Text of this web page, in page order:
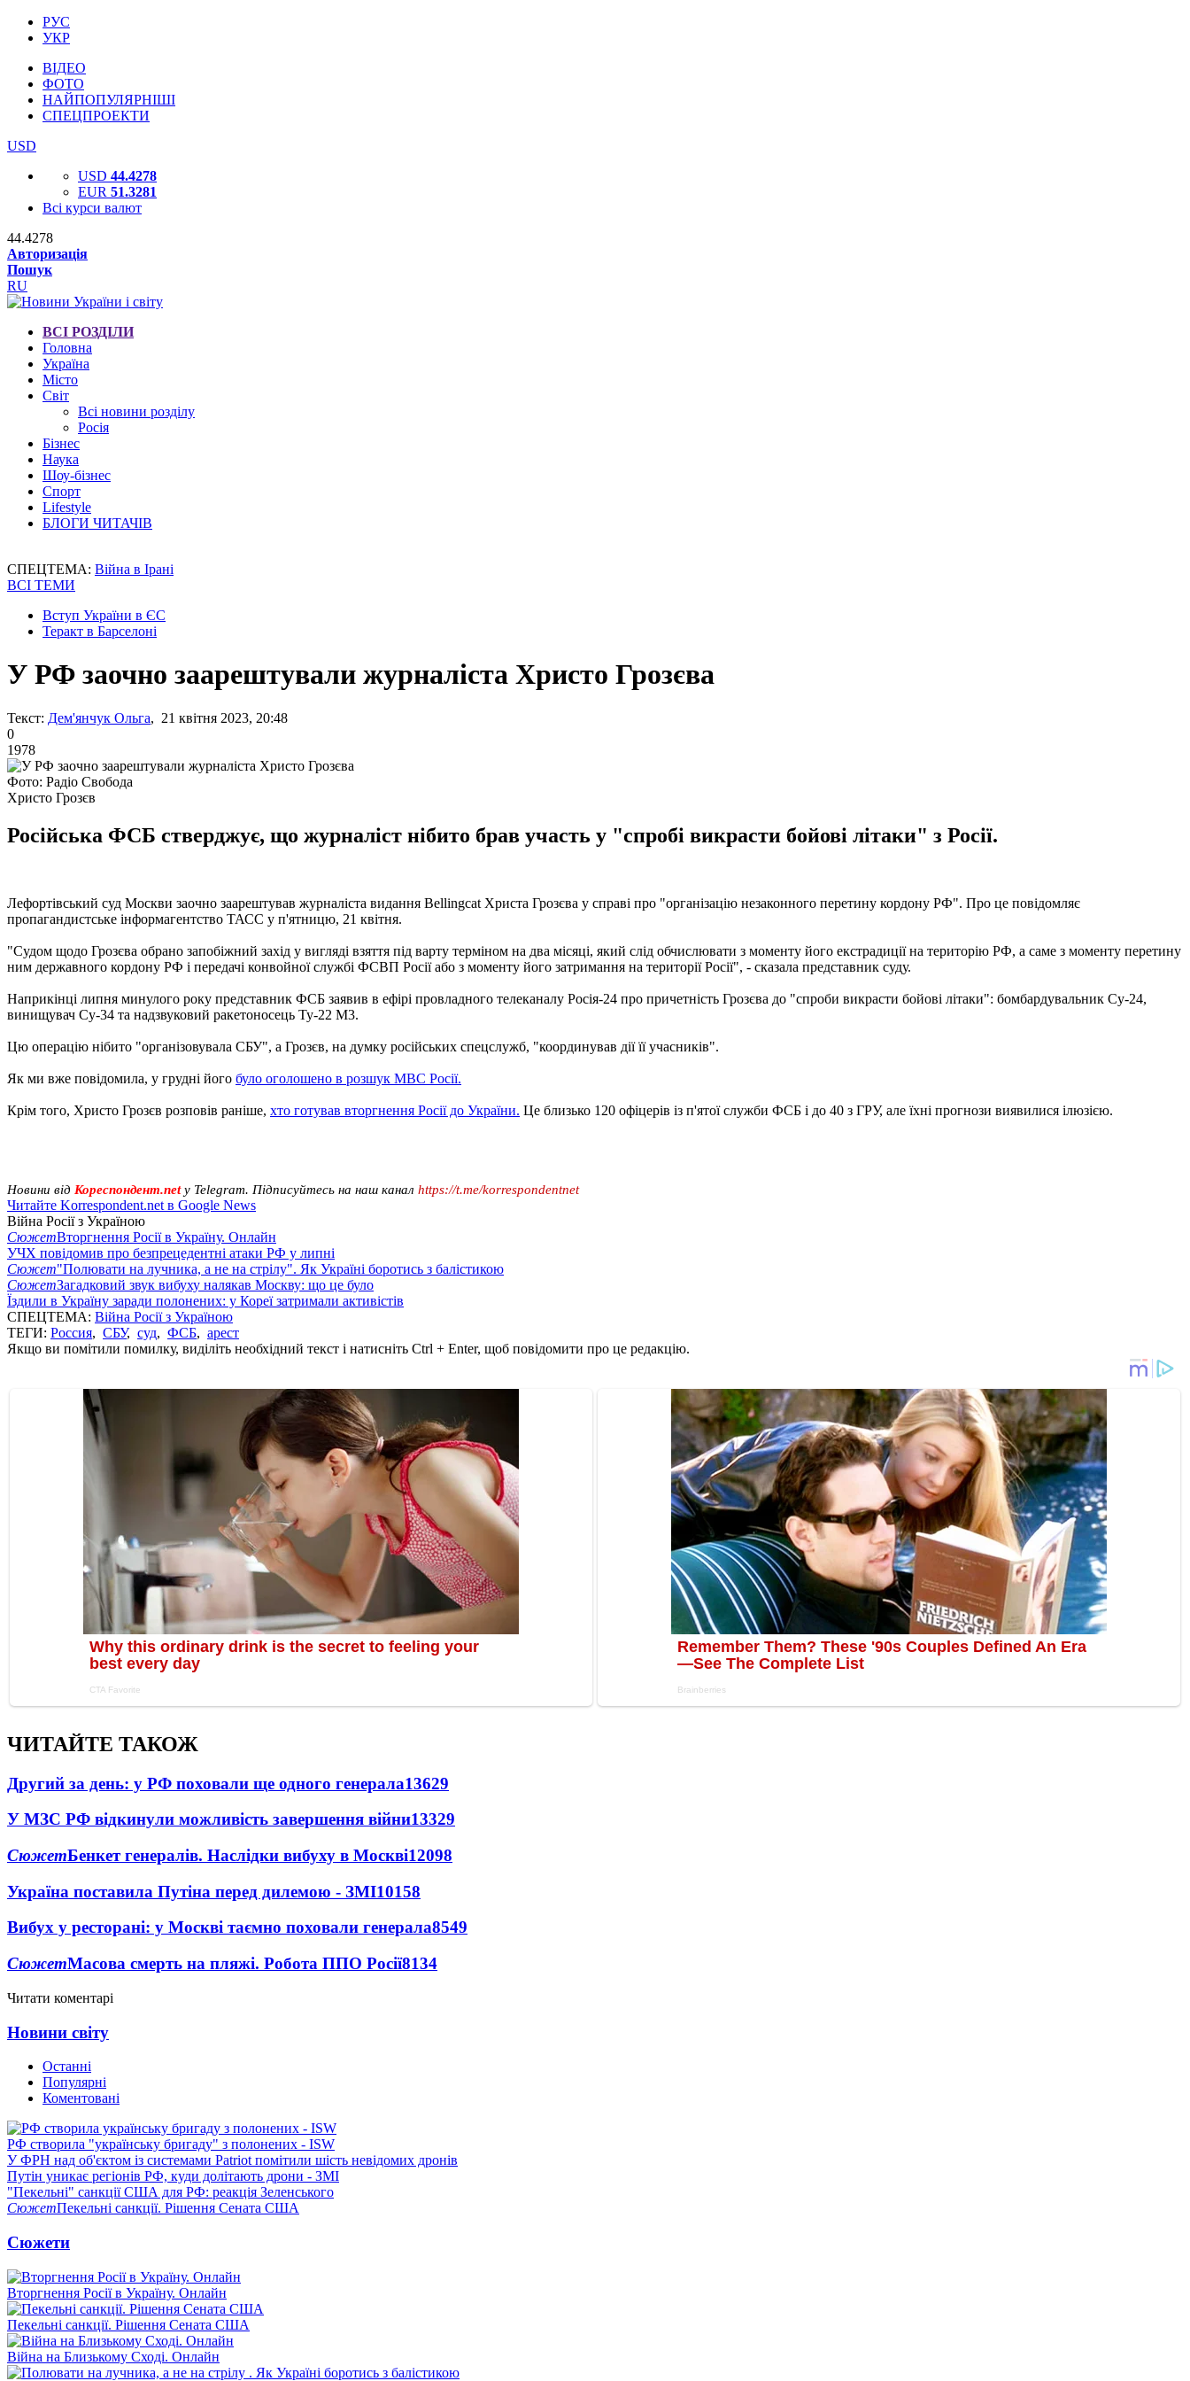
РУС
УКР
ВІДЕО
ФОТО
НАЙПОПУЛЯРНІШІ
СПЕЦПРОЕКТИ
USD
USD 44.4278
EUR 51.3281
Всі курси валют
44.4278
Авторизація
Пошук
RU
ВСІ РОЗДІЛИ
Головна
Україна
Місто
Світ
Всі новини розділу
Росія
Бізнес
Наука
Шоу-бізнес
Спорт
Lifestyle
БЛОГИ ЧИТАЧІВ
СПЕЦТЕМА: Війна в Ірані
ВСІ ТЕМИ
Вступ України в ЄС
Теракт в Барселоні
У РФ заочно заарештували журналіста Христо Грозєва
Текст: Дем'янчук Ольга, 21 квітня 2023, 20:48
0
1978
Фото: Радіо Свобода
Христо Грозєв
Російська ФСБ стверджує, що журналіст нібито брав участь у "спробі викрасти бойові літаки" з Росії.
Лефортівський суд Москви заочно заарештував журналіста видання Bellingcat Христа Грозєва у справі про "організацію незаконного перетину кордону РФ". Про це повідомляє
пропагандистське інформагентство ТАСС у п'ятницю, 21 квітня.
"Судом щодо Грозєва обрано запобіжний захід у вигляді взяття під варту терміном на два місяці, який слід обчислювати з моменту його екстрадиції на територію РФ, а саме з моменту перетину
ним державного кордону РФ і передачі конвойної службі ФСВП Росії або з моменту його затримання на території Росії", - сказала представник суду.
Наприкінці липня минулого року представник ФСБ заявив в ефірі провладного телеканалу Росія-24 про причетність Грозєва до "спроби викрасти бойові літаки": бомбардувальник Су-24,
винищувач Су-34 та надзвуковий ракетоносець Ту-22 М3.
Цю операцію нібито "організовувала СБУ", а Грозєв, на думку російських спецслужб, "координував дії її учасників".
Як ми вже повідомила, у грудні його було оголошено в розшук МВС Росії.
Крім того, Христо Грозєв розповів раніше, хто готував вторгнення Росії до України. Це близько 120 офіцерів із п'ятої служби ФСБ і до 40 з ГРУ, але їхні прогнози виявилися ілюзією.
Новини від Кореспондент.netу Telegram. Підписуйтесь на наш канал https://t.me/korrespondentnet
Читайте Korrespondent.net в Google News
Війна Росії з Україною
СюжетВторгнення Росії в Україну. Онлайн
УЧХ повідомив про безпрецедентні атаки РФ у липні
Сюжет"Полювати на лучника, а не на стрілу". Як Україні боротись з балістикою
СюжетЗагадковий звук вибуху налякав Москву: що це було
Їздили в Україну заради полонених: у Кореї затримали активістів
СПЕЦТЕМА: Війна Росії з Україною
ТЕГИ: Россия, СБУ, суд, ФСБ, арест
Якщо ви помітили помилку, виділіть необхідний текст і натисніть Ctrl + Enter, щоб повідомити про це редакцію.
ЧИТАЙТЕ ТАКОЖ
Другий за день: у РФ поховали ще одного генерала13629
У МЗС РФ відкинули можливість завершення війни13329
СюжетБенкет генералів. Наслідки вибуху в Москві12098
Україна поставила Путіна перед дилемою - ЗМІ10158
Вибух у ресторані: у Москві таємно поховали генерала8549
СюжетМасова смерть на пляжі. Робота ППО Росії8134
Читати коментарі
Новини світу
Останні
Популярні
Коментовані
РФ створила "українську бригаду" з полонених - ISW
У ФРН над об'єктом із системами Patriot помітили шість невідомих дронів
Путін уникає регіонів РФ, куди долітають дрони - ЗМІ
"Пекельні" санкції США для РФ: реакція Зеленського
СюжетПекельні санкції. Рішення Сената США
Сюжети
Вторгнення Росії в Україну. Онлайн
Пекельні санкції. Рішення Сената США
Війна на Близькому Сході. Онлайн